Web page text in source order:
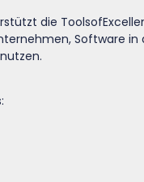
die
Software in